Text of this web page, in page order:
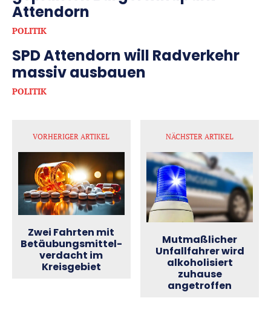
Attendorn
POLITIK
SPD Attendorn will Radverkehr
massiv ausbauen
POLITIK
VORHERIGER ARTIKEL
Zwei Fahrten mit
Betäubungs­mittel­
verdacht im
Kreisgebiet
NÄCHSTER ARTIKEL
Mutmaßlicher
Unfallfahrer wird
alkoholisiert
zuhause
angetroffen